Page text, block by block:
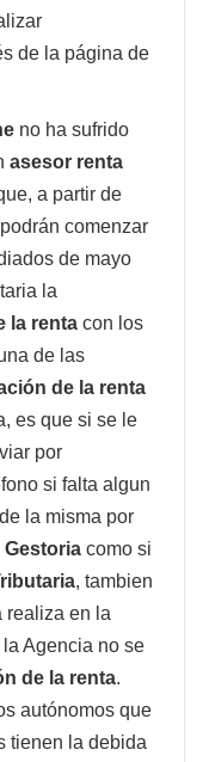
de la página de
no ha sufrido
asesor renta
a partir de
comenzar
de mayo
la
la renta con los
de las
de la renta
es que si se le
por
si falta algun
la misma por
Gestoria como si
, tambien
realiza en la
Agencia no se
de la renta.
autónomos que
tienen la debida